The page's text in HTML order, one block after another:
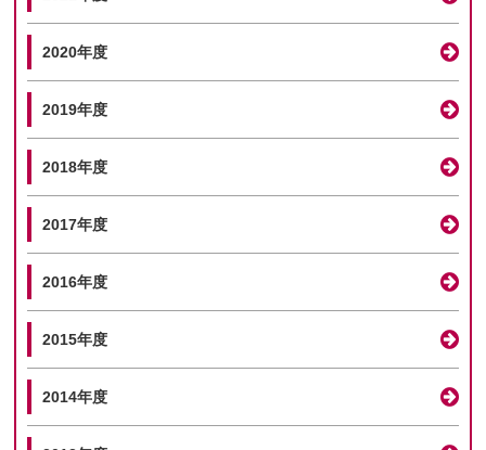
2020年度
2019年度
2018年度
2017年度
2016年度
2015年度
2014年度